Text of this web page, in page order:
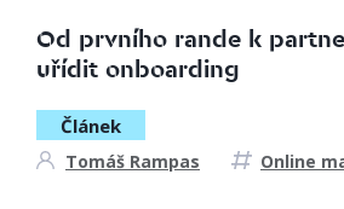
Od prvního rande k
uřídit onboarding
Článek
Tomáš Rampas Online